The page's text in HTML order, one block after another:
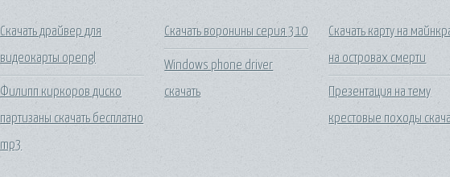
Скачать драйвер для
видеокарты opengl
Филипп киркоров диско
партизаны скачать бесплатно
mp3
Скачать воронины серия 310
Windows phone driver
скачать
Скачать карту на
на островах смерти
Презентация на тему
крестовые походы